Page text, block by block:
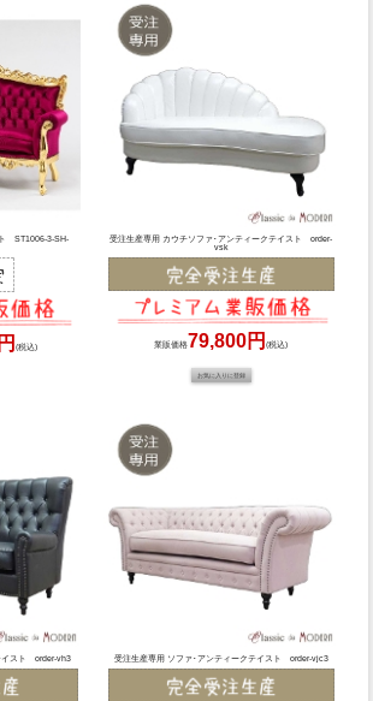
ST1006-3-SH-
(税込)
受注生産専用 カウチソファ･アンティークテイスト order-
vsk
業販価格79,800円(税込)
イスト order-vh3 受注生産専用 ソファ･アンティークテイスト order-vjc3